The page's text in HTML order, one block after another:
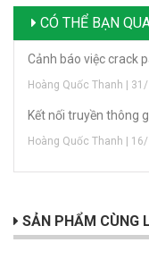
CÓ THỂ BẠN
Cảnh báo việc crack
Hoàng Quốc Thanh |
Kết nối truyền thông
Hoàng Quốc Thanh |
SẢN PHẨM CÙNG